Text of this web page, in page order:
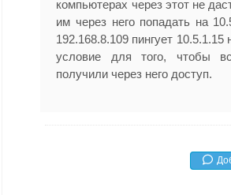
компьютерах через этот не
им через него попадать на
192.168.8.109 пингует 10.5.1.15
условие для того, чтобы
получили через него доступ.